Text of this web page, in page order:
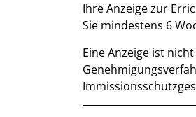
Ihre Anzeige zur
Sie mindestens 6
Eine Anzeige ist